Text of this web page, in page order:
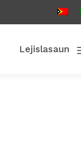
Lejislasaun